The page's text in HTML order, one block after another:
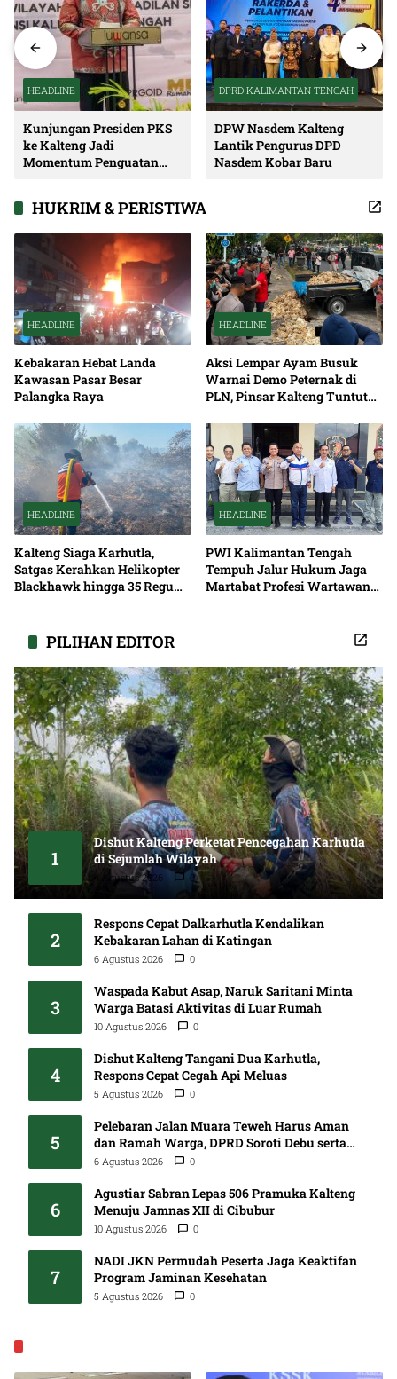
HEADLINE
Kunjungan Presiden PKS
ke Kalteng Jadi
Momentum Penguatan
DPRD KALIMANTAN TENGAH
DPW Nasdem Kalteng
Lantik Pengurus DPD
Nasdem Kobar Baru
HUKRIM & PERISTIWA
HEADLINE
Kebakaran Hebat Landa
Kawasan Pasar Besar
Palangka Raya
HEADLINE
Aksi Lempar Ayam Busuk
Warnai Demo Peternak di
PLN, Pinsar Kalteng Tuntut
HEADLINE
Kalteng Siaga Karhutla,
Satgas Kerahkan Helikopter
Blackhawk hingga 35 Regu
HEADLINE
PWI Kalimantan Tengah
Tempuh Jalur Hukum Jaga
Martabat Profesi Wartawan
PILIHAN EDITOR
1
Dishut Kalteng Perketat Pencegahan Karhutla
di Sejumlah Wilayah
4 Agustus 2026 0
2
Respons Cepat Dalkarhutla Kendalikan
Kebakaran Lahan di Katingan
6 Agustus 2026 0
3
Waspada Kabut Asap, Naruk Saritani Minta
Warga Batasi Aktivitas di Luar Rumah
10 Agustus 2026 0
4
Dishut Kalteng Tangani Dua Karhutla,
Respons Cepat Cegah Api Meluas
5 Agustus 2026 0
5
Pelebaran Jalan Muara Teweh Harus Aman
dan Ramah Warga, DPRD Soroti Debu serta
Standar K3
6 Agustus 2026 0
6
Agustiar Sabran Lepas 506 Pramuka Kalteng
Menuju Jamnas XII di Cibubur
10 Agustus 2026 0
7
NADI JKN Permudah Peserta Jaga Keaktifan
Program Jaminan Kesehatan
5 Agustus 2026 0